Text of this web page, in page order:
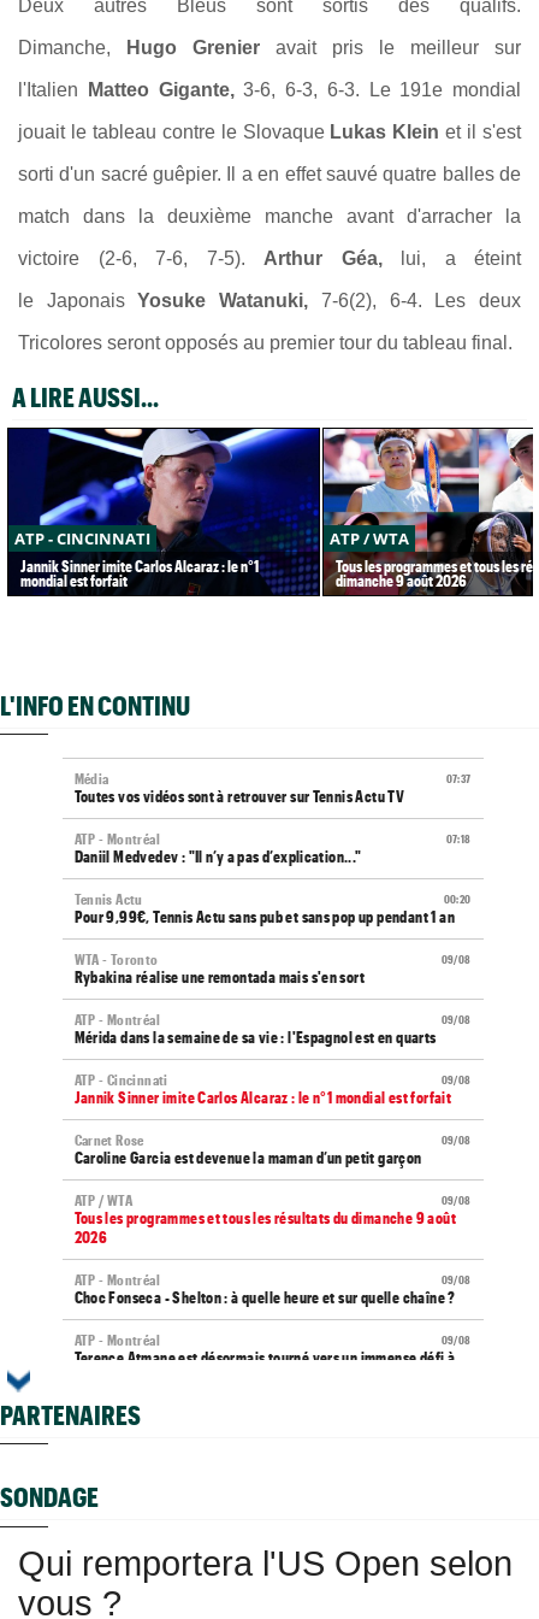
Deux autres Bleus sont sortis des qualifs.
Dimanche, Hugo Grenier avait pris le meilleur sur
l'Italien Matteo Gigante,3-6, 6-3, 6-3. Le 191e mondial
jouait le tableau contre le SlovaqueLukas Kleinet il s'est
sorti d'un sacré guêpier. Il a en effet sauvé quatre balles de
match dans la deuxième manche avant d'arracher la
victoire (2-6, 7-6, 7-5). Arthur Géa, lui, a éteint
le JaponaisYosuke Watanuki, 7-6(2), 6-4. Les deux
Tricolores seront opposés au premier tour du tableau final.
A LIRE AUSSI...
ATP - CINCINNATI
Jannik Sinner imite Carlos Alcaraz : le n°1
mondial est forfait
ATP / WTA
Tous les programmes et tous les
dimanche 9 août 2026
L'INFO EN CONTINU
07:37
Média
Toutes vos vidéos sont à retrouver sur Tennis Actu TV
07:18
ATP - Montréal
Daniil Medvedev : "Il n’y a pas d’explication..."
00:20
Tennis Actu
Pour 9,99€, Tennis Actu sans pub et sans pop up pendant 1 an
09/08
WTA - Toronto
Rybakina réalise une remontada mais s'en sort
09/08
ATP - Montréal
Mérida dans la semaine de sa vie : l'Espagnol est en quarts
09/08
ATP - Cincinnati
Jannik Sinner imite Carlos Alcaraz : le n°1 mondial est forfait
09/08
Carnet Rose
Caroline Garcia est devenue la maman d’un petit garçon
09/08
ATP / WTA
Tous les programmes et tous les résultats du dimanche 9 août
2026
09/08
ATP - Montréal
Choc Fonseca - Shelton : à quelle heure et sur quelle chaîne ?
09/08
ATP - Montréal
Terence Atmane est désormais tourné vers un immense défi à
US Open
Dani Mérida se révèle en 2026 : le Top 50 et un nouveau cap
Osaka - Fernandez : à quelle heure et sur quelle chaîne TV ?
Next Gen ATP Finals
PARTENAIRES
SONDAGE
Qui remportera l'US Open selon
vous ?